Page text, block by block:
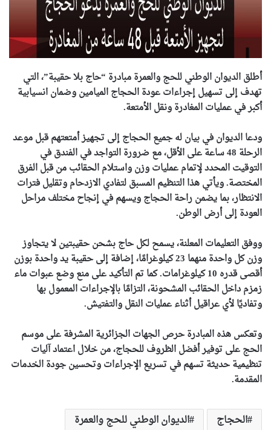
أطلق الديوان الوطني للحج والعمرة مبادرة “حاج بلا حقيبة”، التي
تهدف إلى تسهيل إجراءات عودة الحجاج الميامين وضمان انسيابية
أكبر في عمليات المغادرة ونقل الأمتعة.
ودعا الديوان في بيان له جميع الحجاج إلى تجهيز أمتعتهم قبل موعد
الرحلة 48 ساعة على الأقل، مع ضرورة التواجد في الفندق في
التوقيت المحدد لإتمام عمليات وزن واستلام الحقائب من قبل الفرق
المختصة. ويأتي هذا التنظيم المسبق لتفادي الازدحام وتقليل فترات
الانتظار، بما يضمن راحة الحجاج ويسهم في إنجاح مختلف مراحل
العودة إلى أرض الوطن.
ووفق التعليمات المعلنة، يسمح لكل حاج بشحن حقيبتين لا يتجاوز
وزن كل واحدة منهما 23 كيلوغرامًا، إضافة إلى حقيبة يد واحدة بوزن
أقصى قدره 10 كيلوغرامات. كما تم التأكيد على منع وضع عبوات ماء
زمزم داخل الحقائب المشحونة، التزامًا بالإجراءات المعمول بها
وتفاديًا لأي عراقيل أثناء عمليات النقل والتفتيش.
وتعكس هذه المبادرة حرص الجهات الجزائرية المشرفة على موسم
الحج على توفير أفضل الظروف للحجاج، من خلال اعتماد آليات
تنظيمية حديثة تسهم في تسريع الإجراءات وتحسين جودة الخدمات
المقدمة.
الحجاج الديوان الوطني للحج والعمرة